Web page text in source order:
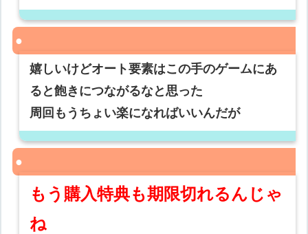
嬉しいけどオート要素はこの手のゲームにあ
ると飽きにつながるなと思った
周回もうちょい楽になればいいんだが
もう購入特典も期限切れるんじゃ
ね